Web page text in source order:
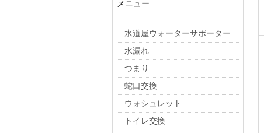
メニュー
水道屋ウォーターサポーター
水漏れ
つまり
蛇口交換
ウォシュレット
トイレ交換